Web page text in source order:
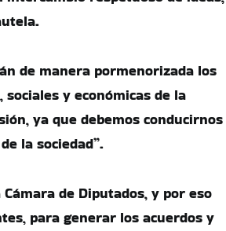
de manera pormenorizada los
y económicas de la
ya que debemos conducirnos
la sociedad”.
de Diputados, y por eso
para generar los acuerdos y